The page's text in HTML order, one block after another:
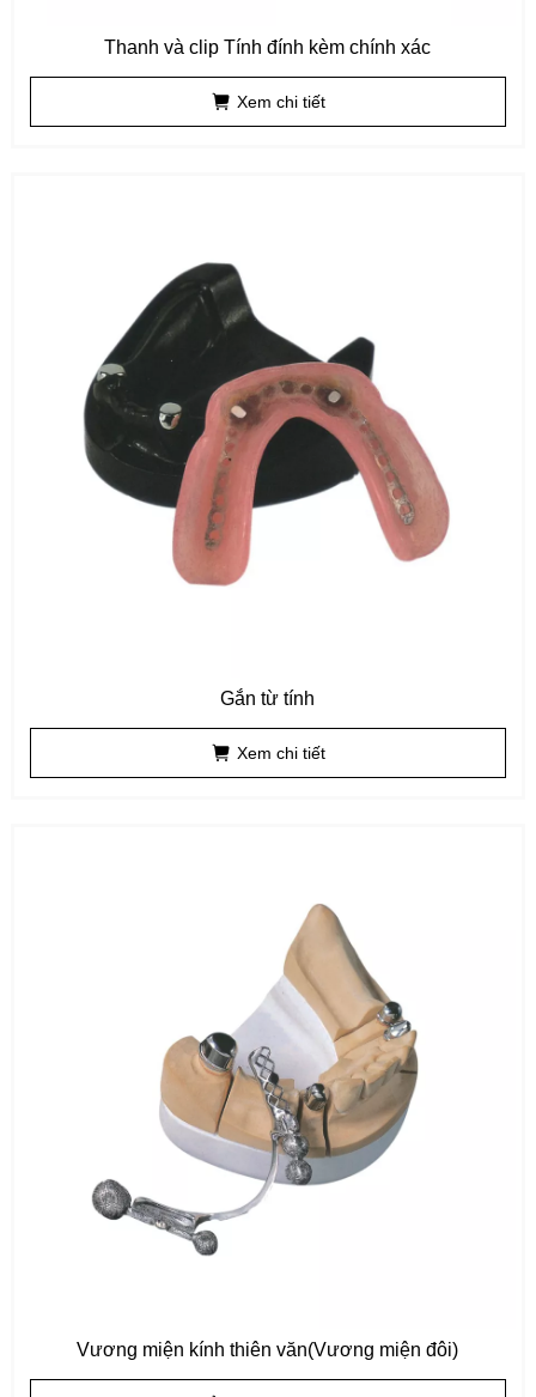
Thanh và clip Tính đính kèm chính xác
Xem chi tiết
Gắn từ tính
Xem chi tiết
Vương miện kính thiên văn(Vương miện đôi)